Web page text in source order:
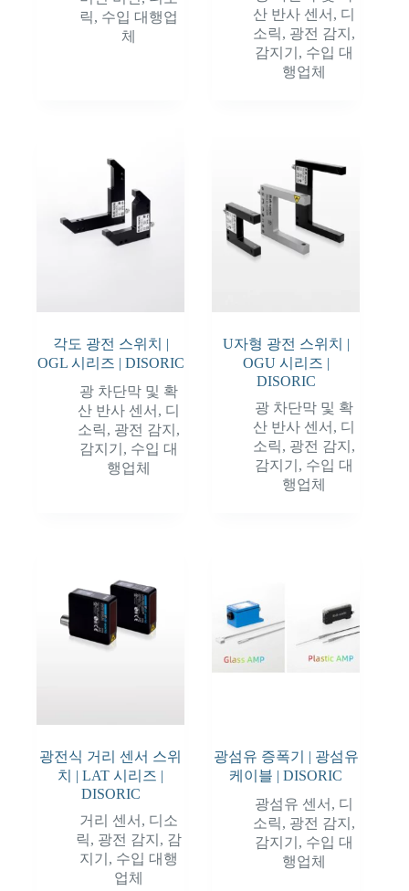
릭, 수입 대행업
체
산 반사 센서 , 디
소릭, 광전 감지 ,
감지기 , 수입 대
행업체
각도 광전 스위치 |
OGL 시리즈 | DISORIC
광 차단막 및 확
산 반사 센서 , 디
소릭, 광전 감지 ,
감지기 , 수입 대
행업체
U자형 광전 스위치 |
OGU 시리즈 |
DISORIC
광 차단막 및 확
산 반사 센서 , 디
소릭, 광전 감지 ,
감지기 , 수입 대
행업체
광전식 거리 센서 스위
치 | LAT 시리즈 |
DISORIC
거리 센서 , 디소
릭, 광전 감지 , 감
지기 , 수입 대행
업체
광섬유 증폭기 | 광섬유
케이블 | DISORIC
광섬유 센서 , 디
소릭, 광전 감지 ,
감지기 , 수입 대
행업체